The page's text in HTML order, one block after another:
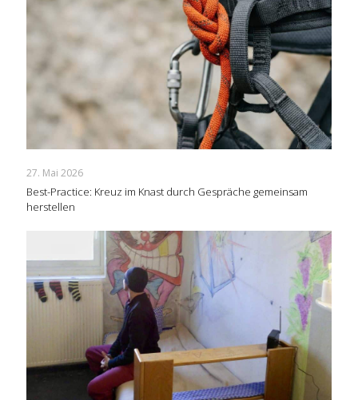
27. Mai 2026
Best-Practice: Kreuz im Knast durch Gespräche gemeinsam
herstellen